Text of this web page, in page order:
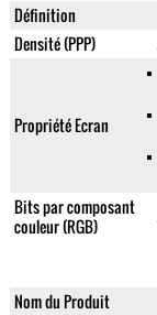
Définition
Densité (PPP)
Propriété Ecran
Bits par composant
couleur (RGB)
Nom du Produit